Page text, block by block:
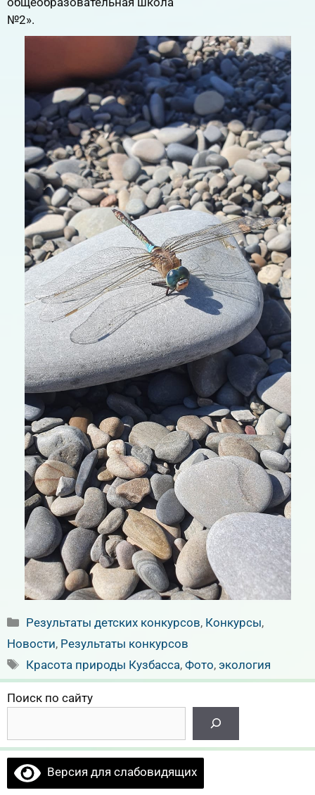
№2».
Рубрики
Результаты детских конкурсов, Конкурсы,
Новости, Результаты конкурсов
Метки
Красота природы Кузбасса,Фото,экология
Поиск по сайту
Версия для слабовидящих